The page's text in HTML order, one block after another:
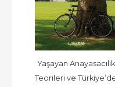
Yaşayan Anayasacılık
Teorileri ve